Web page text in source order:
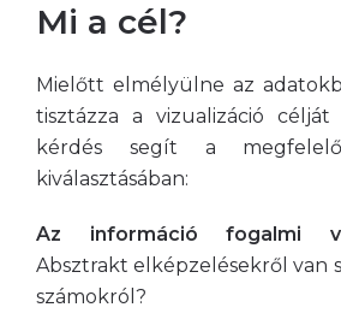
Mi a cél?
Mielőtt elmélyülne az
tisztázza a vizualizáció
kérdés segít a
kiválasztásában:
Az információ fogalmi
Absztrakt elképzelésekről van
számokról?